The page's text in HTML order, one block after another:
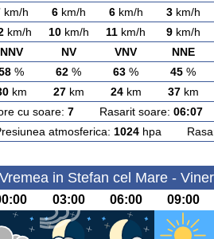
km/h 6km/h 6km/h 3km/h
km/h 10km/h 11 km/h 9km/h
NNV NV VNV NNE
% 62 % 63 % 45 %
km 27km 24km 37km
cu soare: 7Rasarit soare: 06:07
atmosferica: 1024hpa
Vremea in Stefan cel Mare -
03:00 06:00 09:00